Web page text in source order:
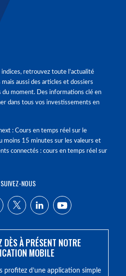
indices, retrouvez toute l'actualité
aussi des articles et dossiers
du moment. Des informations clé en
dans tous vos investissements en
: Cours en temps réel sur le
moins 15 minutes sur les valeurs et
connectés : cours en temps réel sur
SUIVEZ-NOUS
DÈS À PRÉSENT NOTRE
MOBILE
profitez d’une application simple